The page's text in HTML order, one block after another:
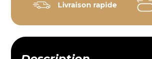
Livraison rapide